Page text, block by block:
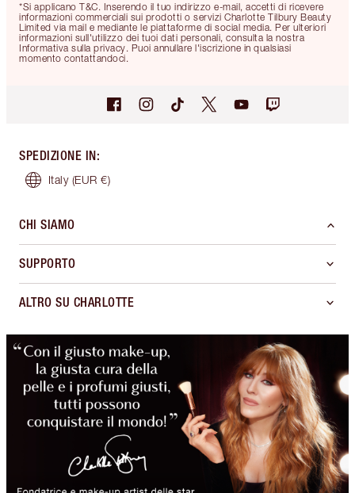
*Si applicano T&C. Inserendo il tuo indirizzo e-mail, accetti di ricevere
informazioni commerciali sui prodotti o servizi Charlotte Tilbury Beauty
Limited via mail e mediante le piattaforme di social media. Per ulteriori
informazioni sull'utilizzo dei tuoi dati personali, consulta la nostra
Informativa sulla privacy. Puoi annullare l'iscrizione in qualsiasi
momento contattandoci.
SPEDIZIONE IN:
Italy (EUR €)
CHI SIAMO
SUPPORTO
ALTRO SU CHARLOTTE